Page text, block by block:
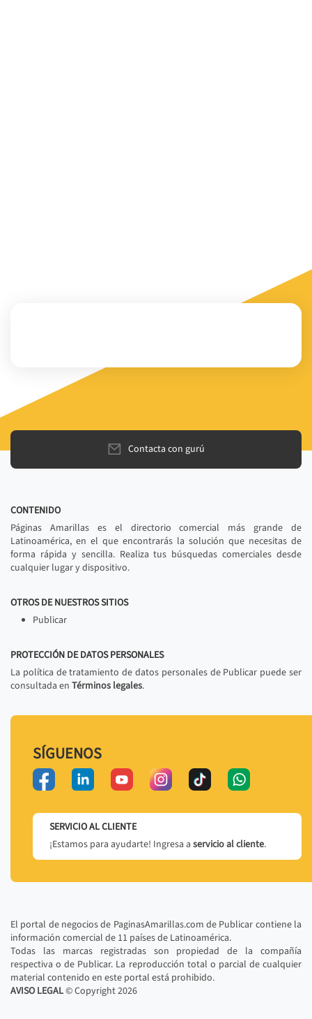
Contacta con gurú
CONTENIDO
Páginas Amarillas es el directorio comercial más grande de
Latinoamérica, en el que encontrarás la solución que necesitas de
forma rápida y sencilla. Realiza tus búsquedas comerciales desde
cualquier lugar y dispositivo.
OTROS DE NUESTROS SITIOS
Publicar
PROTECCIÓN DE DATOS PERSONALES
La política de tratamiento de datos personales de Publicar puede ser
consultada en Términos legales.
SÍGUENOS
SERVICIO AL CLIENTE
¡Estamos para ayudarte! Ingresa a servicio al cliente.
El portal de negocios de PaginasAmarillas.com de Publicar contiene la
información comercial de 11 países de Latinoamérica.
Todas las marcas registradas son propiedad de la compañía
respectiva o de Publicar. La reproducción total o parcial de cualquier
material contenido en este portal está prohibido.
AVISO LEGAL© Copyright2026